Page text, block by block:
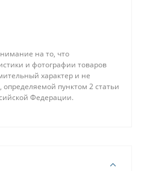
на то, что
и фотографии товаров
характер и не
пунктом 2 статьи
Федерации.